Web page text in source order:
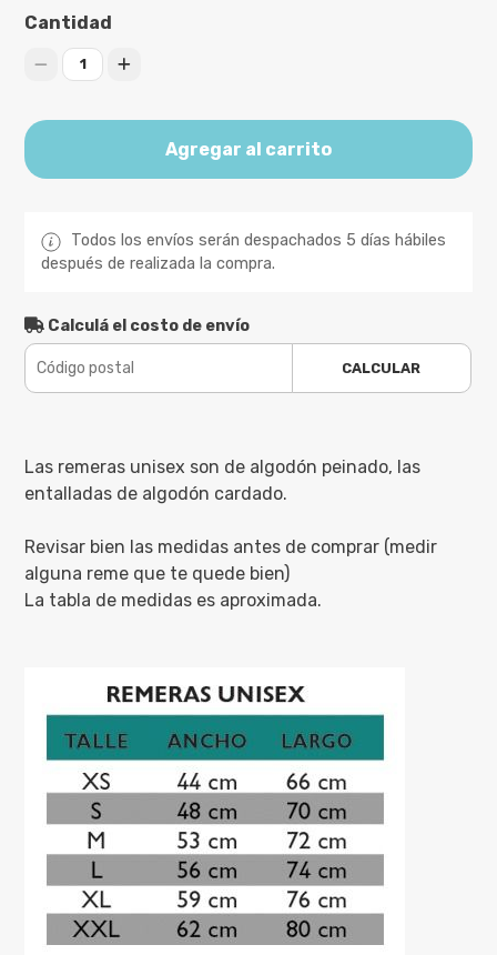
Cantidad
1
Agregar al carrito
Todos los envíos serán despachados 5 días hábiles
después de realizada la compra.
Calculá el costo de envío
CALCULAR
Las remeras unisex son de algodón peinado, las
entalladas de algodón cardado.
Revisar bien las medidas antes de comprar (medir
alguna reme que te quede bien)
La tabla de medidas es aproximada.